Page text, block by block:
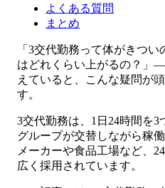
よくある質問
まとめ
「3交代勤務って体がきつ
はどれくらい上がるの？」
えていると、こんな疑問が
す。
3交代勤務は、1日24時間を
グループが交替しながら稼
メーカーや食品工場など、
広く採用されています。